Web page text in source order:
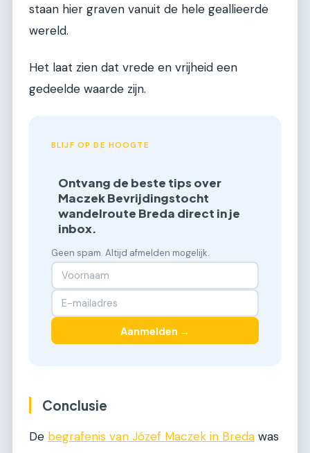
staan hier graven vanuit de hele geallieerde
wereld.
Het laat zien dat vrede en vrijheid een
gedeelde waarde zijn.
BLIJF OP DE HOOGTE
Ontvang de beste tips over
Maczek Bevrijdingstocht
wandelroute Breda direct in je
inbox.
Geen spam. Altijd afmelden mogelijk.
Aanmelden →
Conclusie
De begrafenis van Józef Maczek in Breda was